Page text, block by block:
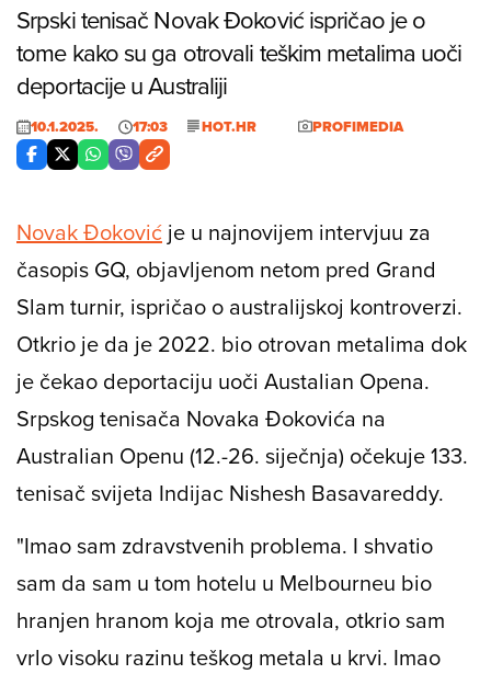
Srpski tenisač Novak Đoković ispričao je o
tome kako su ga otrovali teškim metalima uoči
deportacije u Australiji
10.1.2025. 17:03 HOT.HR PROFIMEDIA
Novak Đoković je u najnovijem intervjuu za
časopis GQ, objavljenom netom pred Grand
Slam turnir, ispričao o australijskoj kontroverzi.
Otkrio je da je 2022. bio otrovan metalima dok
je čekao deportaciju uoči Austalian Opena.
Srpskog tenisača Novaka Đokovića na
Australian Openu (12.-26. siječnja) očekuje 133.
tenisač svijeta Indijac Nishesh Basavareddy.
"Imao sam zdravstvenih problema. I shvatio
sam da sam u tom hotelu u Melbourneu bio
hranjen hranom koja me otrovala, otkrio sam
vrlo visoku razinu teškog metala u krvi. Imao